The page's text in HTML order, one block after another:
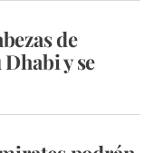
de
y se